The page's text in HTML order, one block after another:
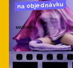
na objednávku